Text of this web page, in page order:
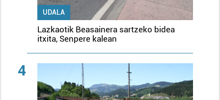
UDALA
Lazkaotik Beasainera sartzeko bidea
itxita, Senpere kalean
4